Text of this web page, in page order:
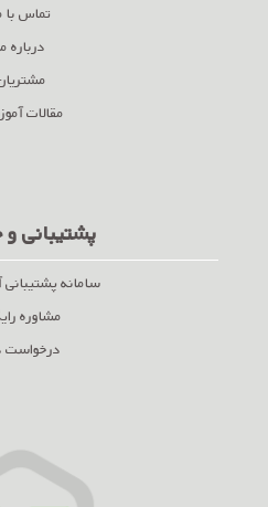
تماس با
درباره ما
مشتریان
مقالات
پشتیبانی
سامانه پشتیبانی
مشاوره
درخواست